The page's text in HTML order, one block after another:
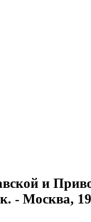
и
- Москва,